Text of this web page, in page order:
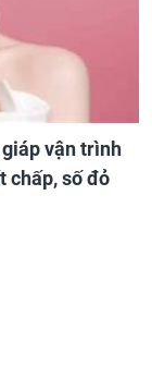
vận trình
chấp, số đỏ